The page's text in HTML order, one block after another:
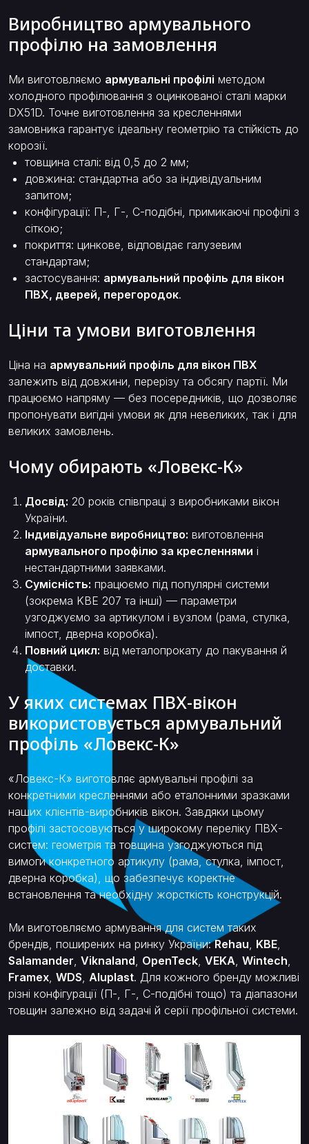
Виробництво армувального
профілю на замовлення
Ми виготовляємо армувальні профілі методом
холодного профілювання з оцинкованої сталі марки
DX51D. Точне виготовлення за кресленнями
замовника гарантує ідеальну геометрію та стійкість до
корозії.
товщина сталі: від 0,5 до 2 мм;
довжина: стандартна або за індивідуальним
запитом;
конфігурації: П-, Г-, С-подібні, примикаючі профілі з
сіткою;
покриття: цинкове, відповідає галузевим
стандартам;
застосування: армувальний профіль для вікон
ПВХ, дверей, перегородок.
Ціни та умови виготовлення
Ціна на армувальний профіль для вікон ПВХ
залежить від довжини, перерізу та обсягу партії. Ми
працюємо напряму — без посередників, що дозволяє
пропонувати вигідні умови як для невеликих, так і для
великих замовлень.
Чому обирають «Ловекс-К»
Досвід: 20 років співпраці з виробниками вікон
України.
Індивідуальне виробництво: виготовлення
армувального профілю за кресленнями і
нестандартними заявками.
Сумісність: працюємо під популярні системи
(зокрема KBE 207 та інші) — параметри
узгоджуємо за артикулом і вузлом (рама, стулка,
імпост, дверна коробка).
Повний цикл: від металопрокату до пакування й
доставки.
У яких системах ПВХ-вікон
використовується армувальний
профіль «Ловекс-К»
«Ловекс-К» виготовляє армувальні профілі за
конкретними кресленнями або еталонними зразками
наших клієнтів-виробників вікон. Завдяки цьому
профілі застосовуються у широкому переліку ПВХ-
систем: геометрія та товщина узгоджуються під
вимоги конкретного артикулу (рама, стулка, імпост,
дверна коробка), що забезпечує коректне
встановлення та необхідну жорсткість конструкцій.
Ми виготовляємо армування для систем таких
брендів, поширених на ринку України:Rehau, KBE,
Salamander, Viknaland, OpenTeck, VEKA, Wintech,
Framex, WDS, Aluplast. Для кожного бренду можливі
різні конфігурації (П-, Г-, С-подібні тощо) та діапазони
товщин залежно від задачі й серії профільної системи.